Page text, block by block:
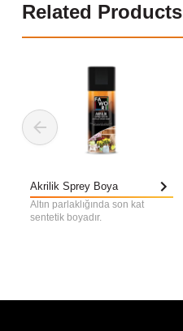
Related Products
Akrilik Sprey Boya
Altın parlaklığında son kat
sentetik boyadır.